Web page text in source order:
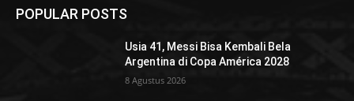
POPULAR POSTS
Usia 41, Messi Bisa Kembali Bela
Argentina di Copa América 2028
8 Agustus 2026